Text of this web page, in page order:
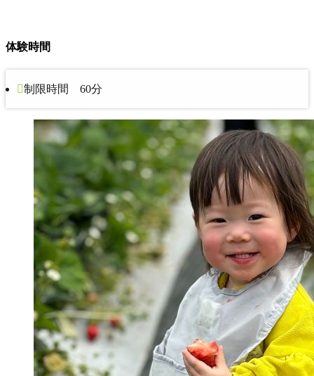
体験時間
制限時間 60分